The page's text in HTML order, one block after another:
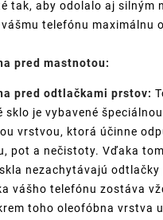
tak, aby odolalo aj silným
telefónu maximálnu
pred mastnotou:
pred odtlačkami prstov:
sklo je vybavené špeciálnou
vrstvou, ktorá účinne
pot a nečistoty. Vďaka
nezachytávajú odtlačky
vášho telefónu zostáva
toho oleofóbna vrstva